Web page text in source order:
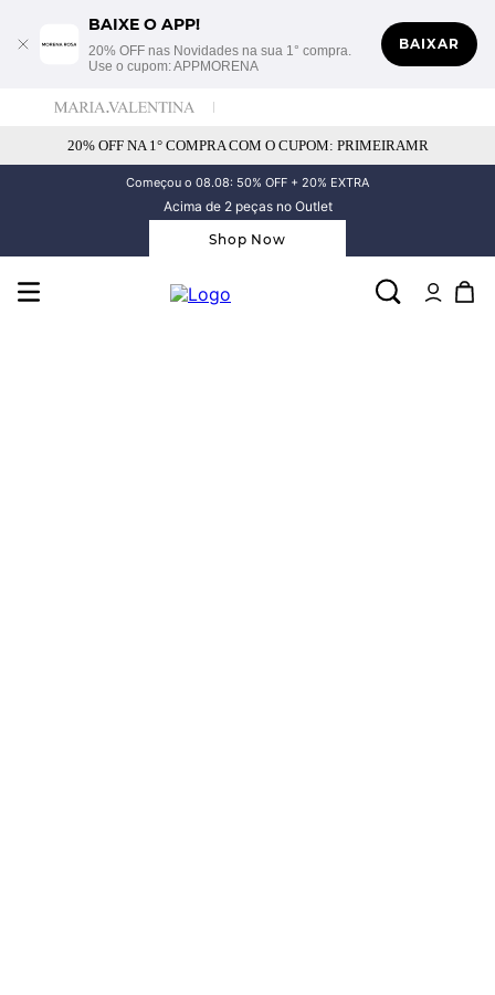
BAIXE O APP!
20% OFF nas Novidades na sua 1° compra.
Use o cupom: APPMORENA
BAIXAR
20% OFF NA 1° COMPRA COM O CUPOM: PRIMEIRAMR
Começou o 08.08: 50% OFF + 20% EXTRA
Acima de 2 peças no Outlet
Shop Now